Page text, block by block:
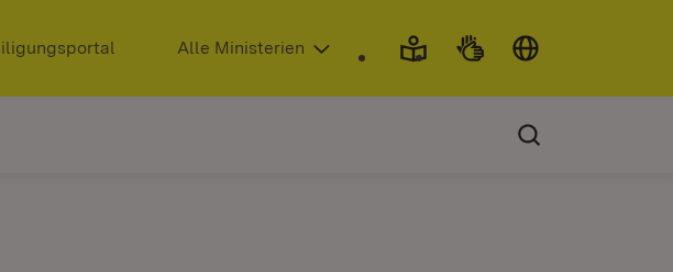
Fenster) (Öffnet in neuem Fenster)
Alle Ministerien